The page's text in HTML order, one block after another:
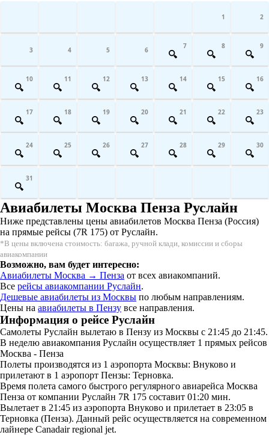
1 2
3 4 5 6 7 8 9
10 11 12 13 14 15 16
17 18 19 20 21 22 23
24 25 26 27 28 29 30
31
Авиабилеты Москва Пенза Руслайн
Ниже представлены цены авиабилетов Москва Пенза (Россия)
на прямые рейсы (7R 175) от Руслайн.
*В цены включена стоимость: багажа, ручной клади, комиссии и сборы
авиакомпании
Возможно, вам будет интересно:
Авиабилеты Москва → Пенза от всех авиакомпаний.
Все рейсы авиакомпании Руслайн.
Дешевые авиабилеты из Москвы по любым направлениям.
Цены на авиабилеты в Пензу все направления.
Информация о рейсе Руслайн
Самолеты Руслайн вылетаю в Пензу из Москвы с 21:45 до 21:45.
В неделю авиакомпания Руслайн осуществляет 1 прямых рейсов
Москва - Пенза
Полеты производятся из 1 аэропорта Москвы: Внуково и
прилетают в 1 аэропорт Пензы: Терновка.
Время полета самого быстрого регулярного авиарейса Москва
Пенза от компании Руслайн 7R 175 составит 01:20 мин.
Вылетает в 21:45 из аэропорта Внуково и прилетает в 23:05 в
Терновка (Пенза). Данный рейс осуществляется на современном
лайнере Canadair regional jet.